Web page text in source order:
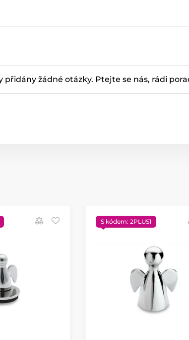
přidány žádné otázky. Ptejte se nás, rádi
S kódem: 2PLUS1